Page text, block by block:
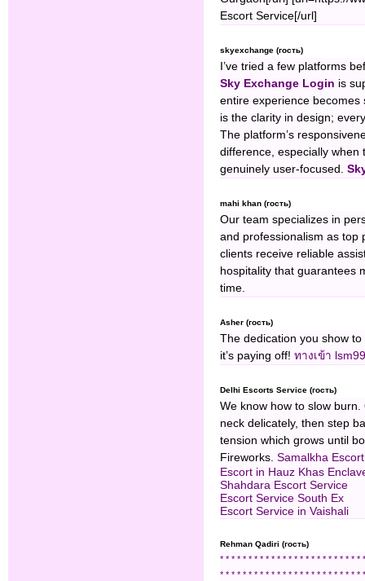
Escort Service[/url]
skyexchange (гость)
I’ve tried a few platforms
Sky Exchange Login is
entire experience becomes
is the clarity in design;
The platform’s
difference, especially when
genuinely user-focused.
mahi khan (гость)
Our team specializes in
and professionalism as top
clients receive reliable
hospitality that guarantees
time.
Asher (гость)
The dedication you show
it’s paying off! ทางเข้า lsm99
Delhi Escorts Service (гость)
We know how to slow
neck delicately, then step
tension which grows until
Fireworks. Samalkha Escort
Escort in Hauz Khas
Shahdara Escort Service
Escort Service South Ex
Escort Service in Vaishali
Rehman Qadiri (гость)
* * * * * * * * * * * * * * * * * * * * * * * * * *
* * * * * * * * * * * * * * * * * * * * * * * * * *